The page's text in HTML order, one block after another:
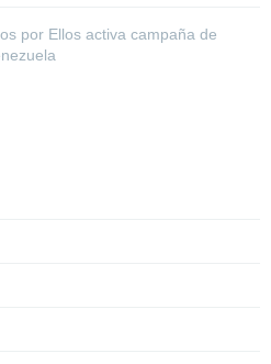
por Ellos activa campaña de